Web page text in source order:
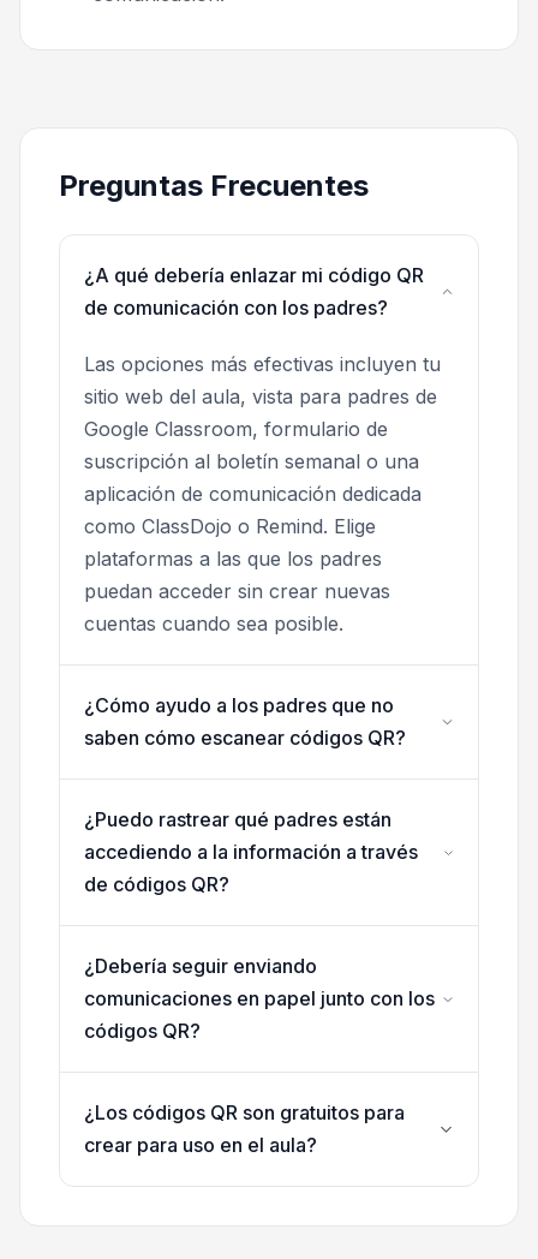
Preguntas Frecuentes
¿A qué debería enlazar mi código QR
de comunicación con los padres?
Las opciones más efectivas incluyen tu
sitio web del aula, vista para padres de
Google Classroom, formulario de
suscripción al boletín semanal o una
aplicación de comunicación dedicada
como ClassDojo o Remind. Elige
plataformas a las que los padres
puedan acceder sin crear nuevas
cuentas cuando sea posible.
¿Cómo ayudo a los padres que no
saben cómo escanear códigos QR?
¿Puedo rastrear qué padres están
accediendo a la información a través
de códigos QR?
¿Debería seguir enviando
comunicaciones en papel junto con los
códigos QR?
¿Los códigos QR son gratuitos para
crear para uso en el aula?